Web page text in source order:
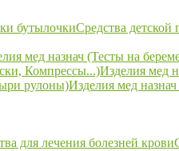
бутылочкиСредства детской
мед назнач (Тесты на
Компрессы...)Изделия мед
рулоны)Изделия мед
для лечения болезней крови